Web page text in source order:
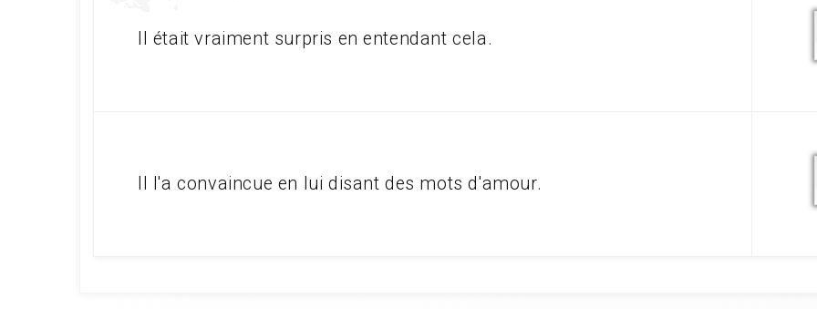
Il était vraiment surpris en entendant cela.
Il l'a convaincue en lui disant des mots d'amour.